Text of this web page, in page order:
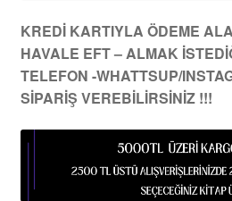
KREDİ KARTIYLA ÖDEME
HAVALE EFT – ALMAK
TELEFON -WHATTSUP/
SİPARİŞ VEREBİLİRSİNİZ !!!